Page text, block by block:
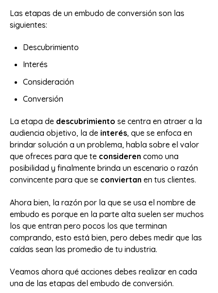
Las etapas de un embudo de conversión son las
siguientes:
Descubrimiento
Interés
Consideración
Conversión
La etapa de descubrimiento se centra en atraer a la
audiencia objetivo, la de interés, que se enfoca en
brindar solución a un problema, habla sobre el valor
que ofreces para que te consideren como una
posibilidad y finalmente brinda un escenario o razón
convincente para que se conviertan en tus clientes.
Ahora bien, la razón por la que se usa el nombre de
embudo es porque en la parte alta suelen ser muchos
los que entran pero pocos los que terminan
comprando, esto está bien, pero debes medir que las
caídas sean las promedio de tu industria.
Veamos ahora qué acciones debes realizar en cada
una de las etapas del embudo de conversión.